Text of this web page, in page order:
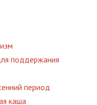
поддержания
период
каша